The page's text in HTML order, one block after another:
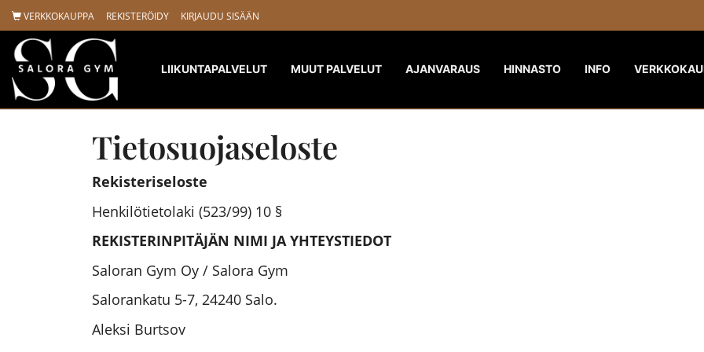
VERKKOKAUPPA REKISTERÖIDY KIRJAUDU SISÄÄN
LIIKUNTAPALVELUT MUUT PALVELUT AJANVARAUS HINNASTO INFO
Tietosuojaseloste
Rekisteriseloste
Henkilötietolaki (523/99) 10 §
REKISTERINPITÄJÄN NIMI JA YHTEYSTIEDOT
Saloran Gym Oy / Salora Gym
Salorankatu 5-7, 24240 Salo.
Aleksi Burtsov